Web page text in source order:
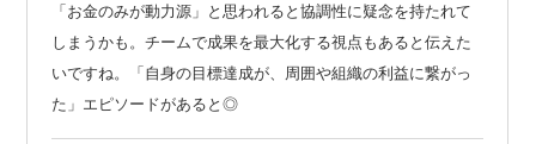
「お金のみが動力源」と思われると協調性に疑念を持たれて
しまうかも。チームで成果を最大化する視点もあると伝えた
いですね。「自身の目標達成が、周囲や組織の利益に繋がっ
た」エピソードがあると◎